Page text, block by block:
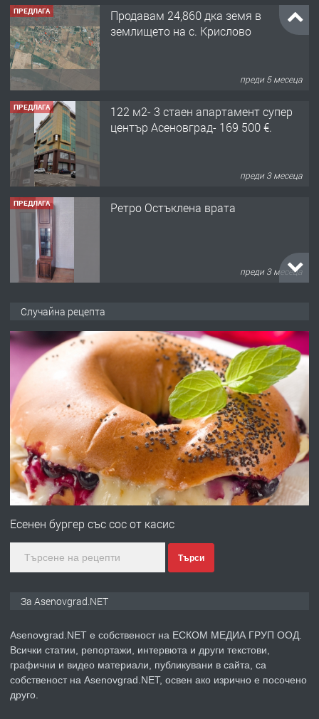
ПРЕДЛАГА
Продавам 24,860 дка земя в
землището на с. Крислово
преди 5 месеца
ПРЕДЛАГА
122 м2- 3 стаен апартамент супер
център Асеновград- 169 500 €.
преди 3 месеца
ПРЕДЛАГА Ретро Остъклена врата
преди 3 месеца
преди 10 месеца
ПРЕДЛАГА
Професионална броячна машина -
със сертификат от ЕЦБ
преди 1 година
ПРЕДЛАГА
Професионална зеленчукорезачка
преди 2 години
ПРЕДЛАГА
Давам индивидуалани уроци по
Случайна рецепта
Есенен бургер със сос от касис
Търси
За Asenovgrad.NET
Asenovgrad.NET е собственост на ЕСКОМ МЕДИА ГРУП ООД.
Всички статии, репортажи, интервюта и други текстови,
графични и видео материали, публикувани в сайта, са
собственост на Asenovgrad.NET, освен ако изрично е посочено
друго.